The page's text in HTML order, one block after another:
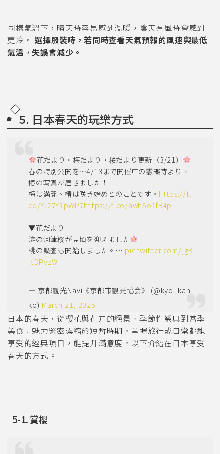
同樣氣溫下，晴天時容易感到溫暖，陰天有風時會感到
更冷。 選擇服裝時，若同時查看天氣預報的風速與最低
氣溫，失誤會減少。
5. 日本春天的玩樂方式
花だより・梅だより・桜だより更新（3/21）
春の特別公開を～4/13まで開催中の霊鑑寺より、
椿の写真が届きました！
梅は満開、椿は咲き始めとのことです。 https://t.
co/YJ27Y1pWP7https://t.co/awh5o1fB4p
▼花だより
淀の河津桜が見頃を迎えました
桃の調査も開始しました。… pic.twitter.com/jgK
icDPvzW
— 京都観光Navi《京都市観光協会》 (@kyo_kan
ko) March 21, 2025
日本的春天，從櫻花與花卉的絕景、季節性祭典到當季
美食，魅力緊密濃縮於短暫時期。掌握旅行或日常都能
享受的經典項目，能提升滿意度。以下介紹在日本享受
春天的方式。
5-1. 賞櫻